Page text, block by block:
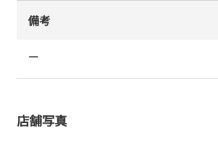
備考
ー
店舗写真